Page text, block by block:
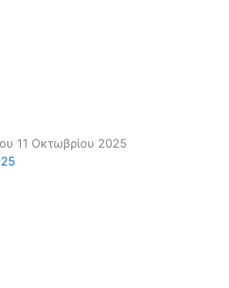
11 Οκτωβρίου 2025